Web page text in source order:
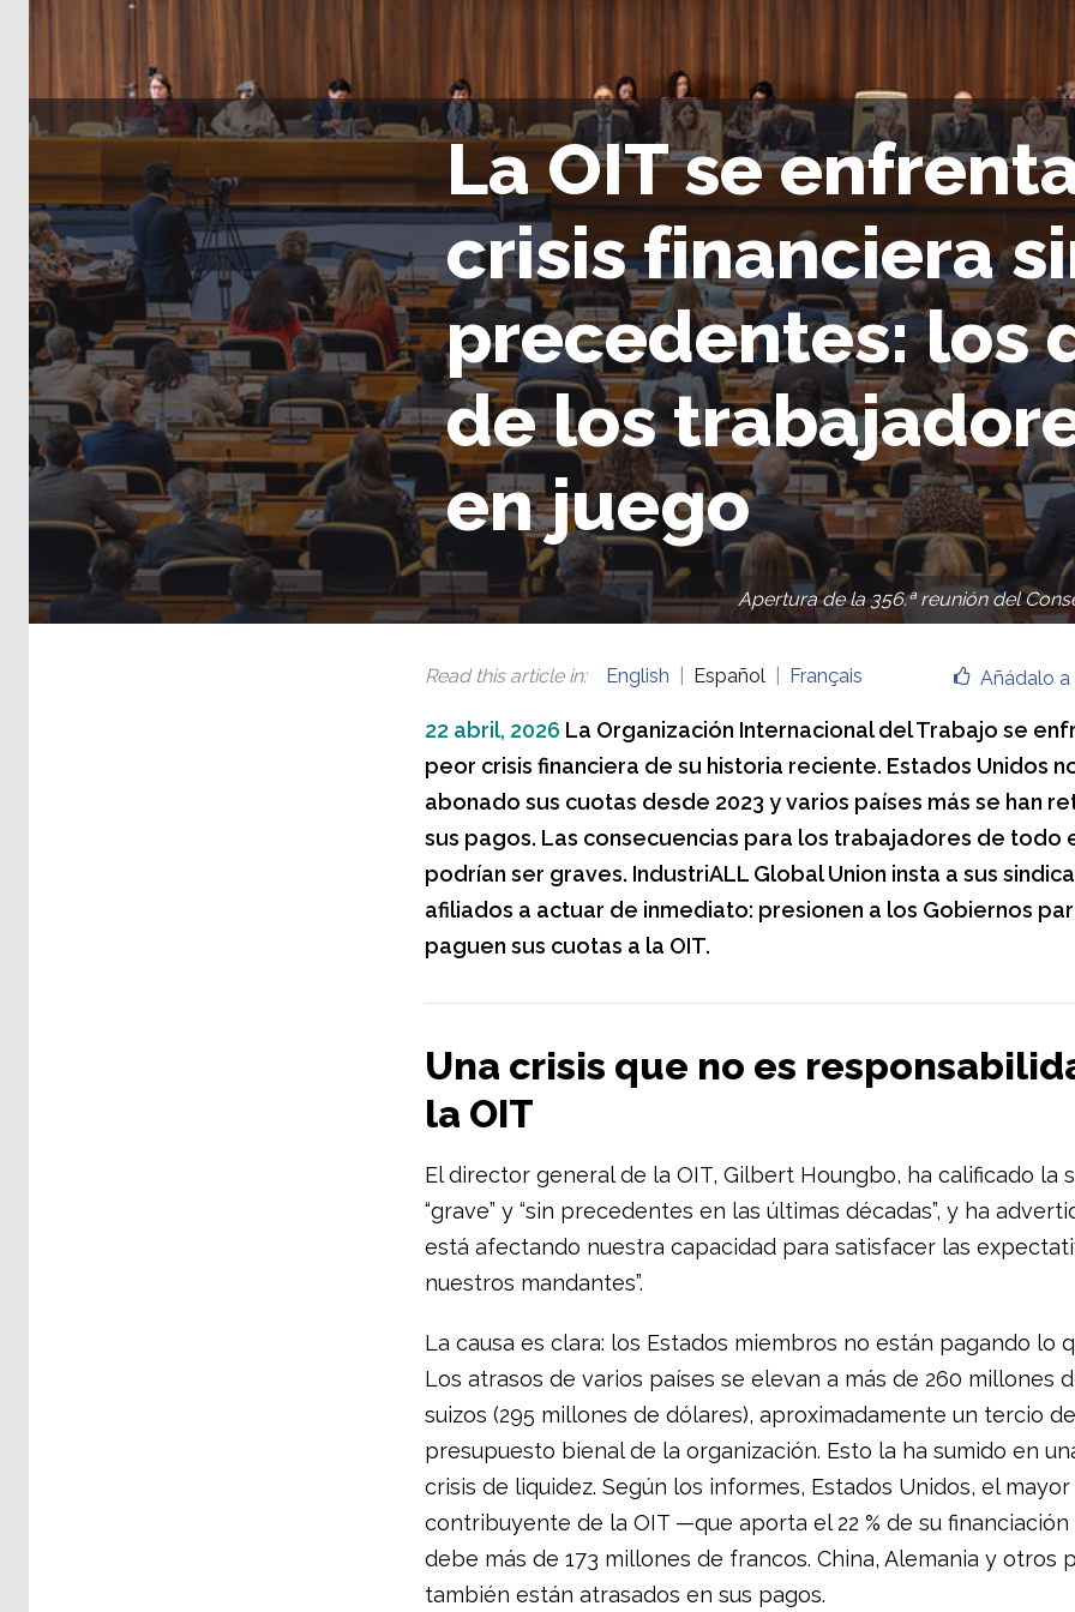
La OIT se
crisis financiera
precedentes: los
de los
en juego
Apertura de la 356.ª reunión del
Añádalo
Read this article in: English Español Français
22 abril, 2026 La Organización Internacional del Trabajo se
peor crisis financiera de su historia reciente. Estados Unidos
abonado sus cuotas desde 2023 y varios países más se han
sus pagos. Las consecuencias para los trabajadores de todo
podrían ser graves. IndustriALL Global Union insta a sus
afiliados a actuar de inmediato: presionen a los Gobiernos
paguen sus cuotas a la OIT.
Una crisis que no es
la OIT
El director general de la OIT, Gilbert Houngbo, ha calificado la
“grave” y “sin precedentes en las últimas décadas”, y ha
está afectando nuestra capacidad para satisfacer las
nuestros mandantes”.
La causa es clara: los Estados miembros no están pagando lo
Los atrasos de varios países se elevan a más de 260 millones
suizos (295 millones de dólares), aproximadamente un tercio
presupuesto bienal de la organización. Esto la ha sumido en
crisis de liquidez. Según los informes, Estados Unidos, el mayor
contribuyente de la OIT —que aporta el 22 % de su
debe más de 173 millones de francos. China, Alemania y otros
también están atrasados en sus pagos.